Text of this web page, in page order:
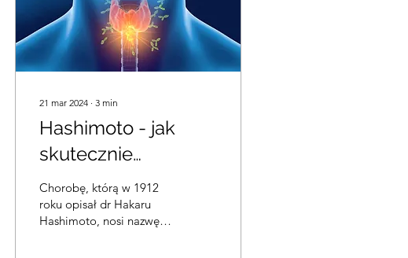
21 mar 2024 ∙ 3 min
Hashimoto - jak
skutecznie
tlenoterapia
wpływa na leczenie.
Chorobę, którą w 1912
roku opisał dr Hakaru
Hashimoto, nosi nazwę